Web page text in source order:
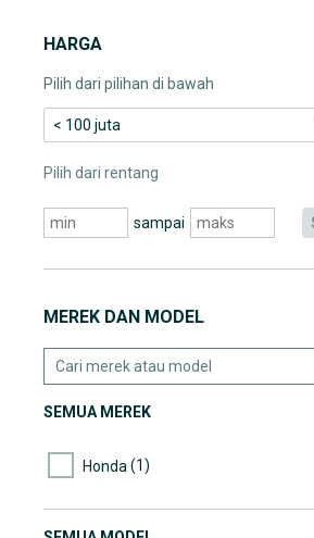
HARGA
Pilih dari pilihan di bawah
< 100 juta
Pilih dari rentang
sampai
MEREK DAN MODEL
SEMUA MEREK
Honda (1)